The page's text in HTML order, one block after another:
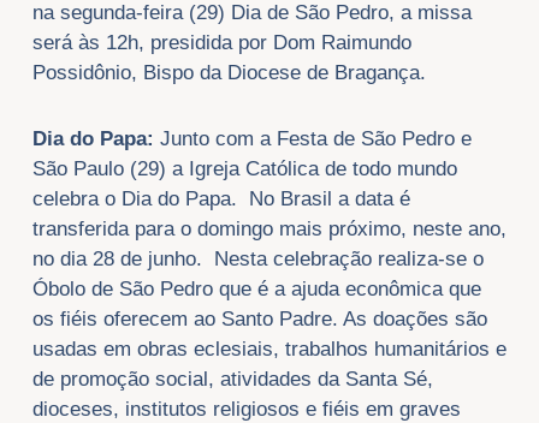
na segunda-feira (29) Dia de São Pedro, a missa
será às 12h, presidida por Dom Raimundo
Possidônio, Bispo da Diocese de Bragança.
Dia do Papa: Junto com a Festa de São Pedro e
São Paulo (29) a Igreja Católica de todo mundo
celebra o Dia do Papa. No Brasil a data é
transferida para o domingo mais próximo, neste ano,
no dia 28 de junho. Nesta celebração realiza-se o
Óbolo de São Pedro que é a ajuda econômica que
os fiéis oferecem ao Santo Padre. As doações são
usadas em obras eclesiais, trabalhos humanitários e
de promoção social, atividades da Santa Sé,
dioceses, institutos religiosos e fiéis em graves